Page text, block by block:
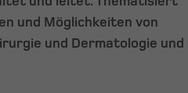
und Möglichkeiten von
und Dermatologie und